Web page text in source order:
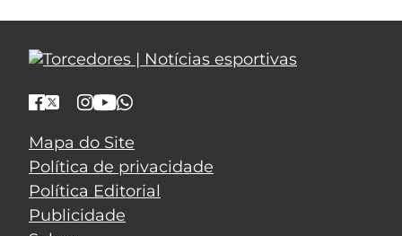
Mapa do Site
Política de privacidade
Política Editorial
Publicidade